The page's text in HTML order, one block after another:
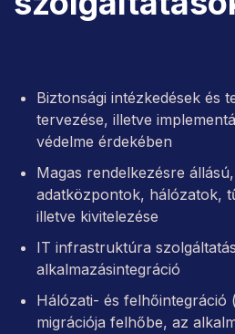
Biztonsági intézkedések és
tervezése, illetve
védelme érdekében
Magas rendelkezésre
adatközpontok, hálózatok,
illetve kivitelezése
IT infrastruktúra
alkalmazásintegráció
Hálózati- és felhőintegráció
migrációja felhőbe, az